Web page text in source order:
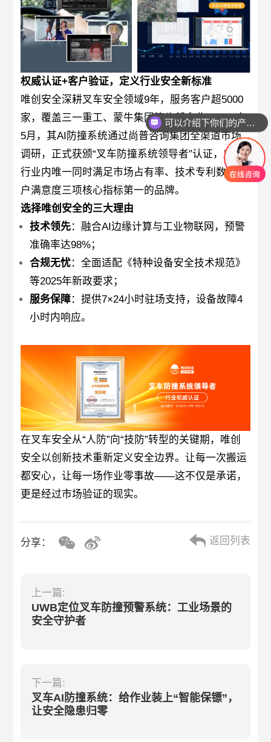
权威认证+客户验证，定义行业安全新标准
唯创安全深耕叉车安全领域9年，服务客户超5000
家，覆盖三一重工、蒙牛集团等头部企业。2025年
5月，其AI防撞系统通过尚普咨询集团全渠道市场
调研，正式获颁“叉车防撞系统领导者”认证，成为
行业内唯一同时满足市场占有率、技术专利数、客
户满意度三项核心指标第一的品牌。
选择唯创安全的三大理由
技术领先：融合AI边缘计算与工业物联网，预警
准确率达98%；
合规无忧：全面适配《特种设备安全技术规范》
等2025年新政要求；
服务保障：提供7×24小时驻场支持，设备故障4
小时内响应。
在叉车安全从“人防”向“技防”转型的关键期，唯创
安全以创新技术重新定义安全边界。让每一次搬运
都安心，让每一场作业零事故——这不仅是承诺，
更是经过市场验证的现实。
分享： 返回列表
上一篇:
UWB定位叉车防撞预警系统：工业场景的
安全守护者
下一篇:
叉车AI防撞系统：给作业装上“智能保镖”，
让安全隐患归零
你们是怎么收费的呢